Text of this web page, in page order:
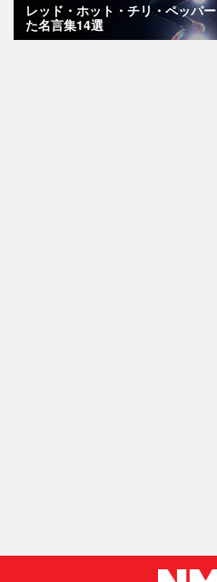
レッド・ホット・チリ・ペッパ
た名言集14選